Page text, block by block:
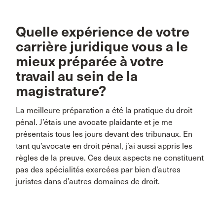
Quelle expérience de votre
carrière juridique vous a le
mieux préparée à votre
travail au sein de la
magistrature?
La meilleure préparation a été la pratique du droit
pénal. J’étais une avocate plaidante et je me
présentais tous les jours devant des tribunaux. En
tant qu’avocate en droit pénal, j’ai aussi appris les
règles de la preuve. Ces deux aspects ne constituent
pas des spécialités exercées par bien d’autres
juristes dans d’autres domaines de droit.